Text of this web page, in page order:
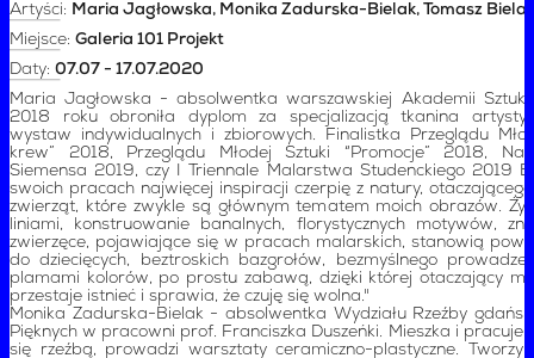
Artyści: Maria Jagłowska, Monika Zadurska-Bielak, Tomasz Bielak
Miejsce: Galeria 101 Projekt
Daty: 07.07 - 17.07.2020
Maria Jagłowska - absolwentka warszawskiej Akademii Sztuk
2018 roku obroniła dyplom za specjalizacją tkanina
wystaw indywidualnych i zbiorowych. Finalistka Przeglądu
krew” 2018, Przeglądu Młodej Sztuki “Promocje” 2018,
Siemensa 2019, czy I Triennale Malarstwa Studenckiego 2019
swoich pracach najwięcej inspiracji czerpię z natury,
zwierząt, które zwykle są głównym tematem moich obrazów.
liniami, konstruowanie banalnych, florystycznych motywów,
zwierzęce, pojawiające się w pracach malarskich, stanowią
do dziecięcych, beztroskich bazgrołów, bezmyślnego
plamami kolorów, po prostu zabawą, dzięki której otaczający
przestaje istnieć i sprawia, że czuję się wolna."
Monika Zadurska-Bielak - absolwentka Wydziału Rzeźby
Pięknych w pracowni prof. Franciszka Duszeńki. Mieszka i pracuje
się rzeźbą, prowadzi warsztaty ceramiczno-plastyczne. Tworzy